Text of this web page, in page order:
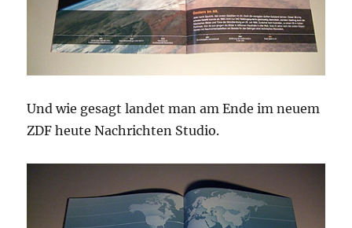
Und wie gesagt landet man am Ende im neuem
ZDF heute Nachrichten Studio.